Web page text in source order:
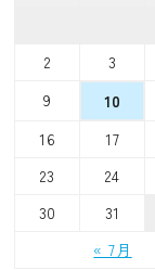
« 7月
2
3
9
10
16
17
23
24
30
31